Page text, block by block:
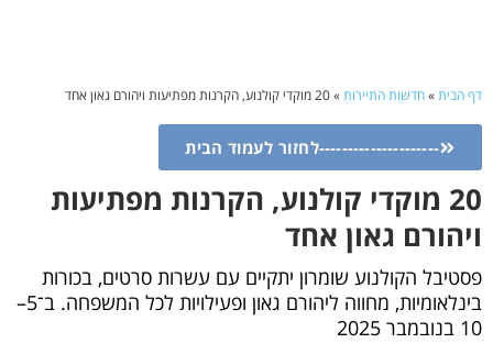
דף הבית»חדשות התיירות»20 מוקדי קולנוע, הקרנות מפתיעות ויהורם גאון אחד
---------------------לחזור לעמוד הבית
20 מוקדי קולנוע, הקרנות מפתיעות
ויהורם גאון אחד
פסטיבל הקולנוע שומרון יתקיים עם עשרות סרטים, בכורות
בינלאומיות, מחווה ליהורם גאון ופעילויות לכל המשפחה. ב־5–
10 בנובמבר 2025